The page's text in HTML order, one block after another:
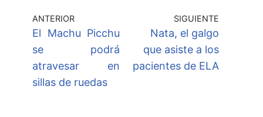
ANTERIOR
El Machu Picchu
se podrá
atravesar en
sillas de ruedas
SIGUIENTE
Nata, el galgo
que asiste a los
pacientes de ELA